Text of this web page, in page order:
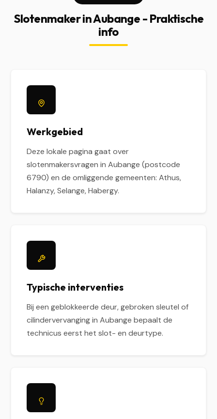
Slotenmaker in Aubange - Praktische
info
Werkgebied
Deze lokale pagina gaat over
slotenmakersvragen in Aubange (postcode
6790) en de omliggende gemeenten: Athus,
Halanzy, Selange, Habergy.
Typische interventies
Bij een geblokkeerde deur, gebroken sleutel of
cilindervervanging in Aubange bepaalt de
technicus eerst het slot- en deurtype.